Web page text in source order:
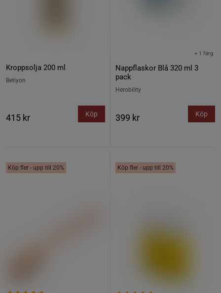
Kroppsolja 200 ml
Betiyon
415 kr Köp
Nappflaskor Blå 320 ml 3
pack
+ 1 färg
Herobility
399 kr Köp
Köp fler - upp till 20% Köp fler - upp till 20%